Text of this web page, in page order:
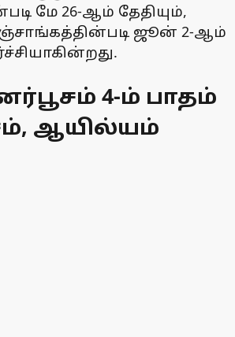
மே 26-ஆம் தேதியும்,
ஜூன் 2-ஆம்
4-ம் பாதம்
ஆயில்யம்